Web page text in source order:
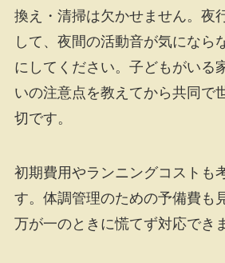
換え・清掃は欠かせません。夜
して、夜間の活動音が気になら
にしてください。子どもがいる
いの注意点を教えてから共同で
切です。
初期費用やランニングコストも
す。体調管理のための予備費も
万が一のときに慌てず対応でき